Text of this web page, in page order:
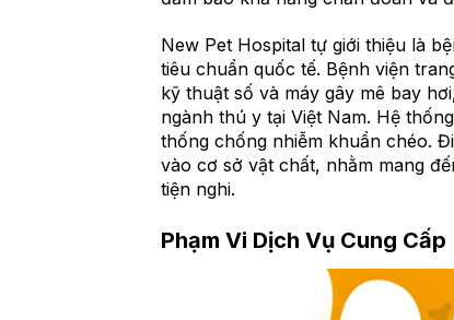
New Pet Hospital tự giới thiệu là
tiêu chuẩn quốc tế. Bệnh viện
kỹ thuật số và máy gây mê bay
ngành thú y tại Việt Nam. Hệ
thống chống nhiễm khuẩn chéo.
vào cơ sở vật chất, nhằm mang
tiện nghi.
Phạm Vi Dịch Vụ Cung Cấp